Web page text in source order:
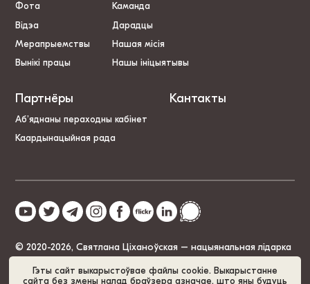
Гэты сайт выкарыстоўвае файлы cookie. Выкарыстанне
сайта без змены налад браўзера азначае, што яны будуць
Фота
Відэа
Мерапрыемствы
Вынікі працы
Каманда
Дарадцы
Нашая місія
Нашы ініцыятывы
Партнёры
Аб’яднаны пераходны кабінет
Каардынацыйная рада
Кантакты
© 2020-2026, Святлана Ціханоўская – нацыянальная лідарка